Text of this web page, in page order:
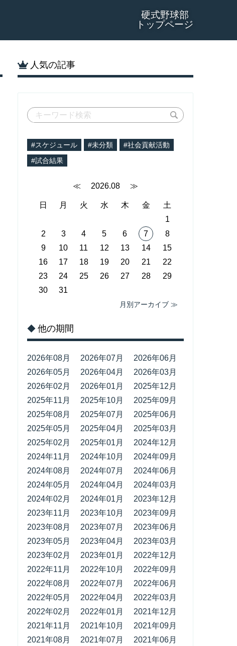
硬式野球部
トップページ
人気の記事
#スケジュール #未分類
#社会貢献活動
#試合結果
≪ 2026.08 ≫
日 月 火 水 木 金
土
1
2
3 4 5 6 7
8
9
10 11 12 13 14
15
16
17 18 19 20 21
22
23
24 25 26 27 28
29
30
31
月別アーカイブ ≫
◆ 他の期間
2026年08月 2026年07月
2026年06月
2026年05月
2026年04月
2026年03月
2026年02月
2026年01月
2025年12月
2025年11月
2025年10月
2025年09月
2025年08月
2025年07月
2025年06月
2025年05月
2025年04月
2025年03月
2025年02月
2025年01月
2024年12月
2024年11月
2024年10月
2024年09月
2024年08月
2024年07月
2024年06月
2024年05月
2024年04月
2024年03月
2024年02月
2024年01月
2023年12月
2023年11月
2023年10月
2023年09月
2023年08月
2023年07月
2023年06月
2023年05月
2023年04月
2023年03月
2023年02月
2023年01月
2022年12月
2022年11月
2022年10月
2022年09月
2022年08月
2022年07月
2022年06月
2022年05月
2022年04月
2022年03月
2022年02月
2022年01月
2021年12月
2021年11月
2021年10月
2021年09月
2021年08月
2021年07月
2021年06月